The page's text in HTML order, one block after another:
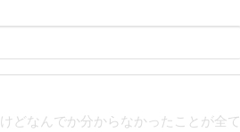
どなんでか分からなかったことが全て